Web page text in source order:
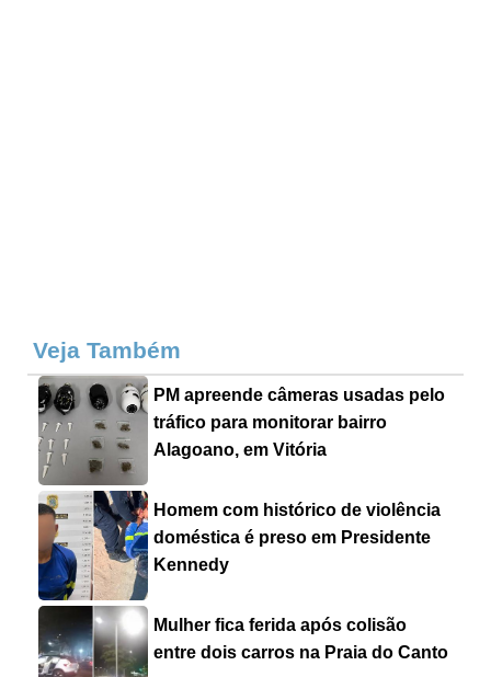
Veja Também
PM apreende câmeras usadas pelo
tráfico para monitorar bairro
Alagoano, em Vitória
Homem com histórico de violência
doméstica é preso em Presidente
Kennedy
Mulher fica ferida após colisão
entre dois carros na Praia do Canto